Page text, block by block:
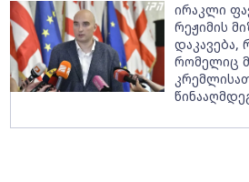
ირაკლი
რეჟიმის
დაკავება,
რომელიც